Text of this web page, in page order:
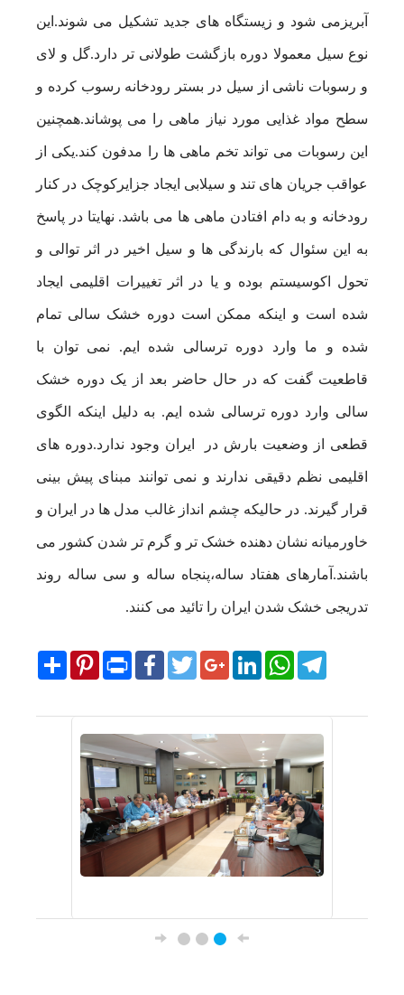
آبریزمی شود و زیستگاه های جدید تشکیل می شوند.این
نوع سیل معمولا دوره بازگشت طولانی تر دارد.گل و لای
و رسوبات ناشی از سیل در بستر رودخانه رسوب کرده و
سطح مواد غذایی مورد نیاز ماهی را می پوشاند.همچنین
این رسوبات می تواند تخم ماهی ها را مدفون کند.یکی از
عواقب جریان های تند و سیلابی ایجاد جزایرکوچک در کنار
رودخانه و به دام افتادن ماهی ها می باشد. نهایتا در پاسخ
به این سئوال که بارندگی ها و سیل اخیر در اثر توالی و
تحول اکوسیستم بوده و یا در اثر تغییرات اقلیمی ایجاد
شده است و اینکه ممکن است دوره خشک سالی تمام
شده و ما وارد دوره ترسالی شده ایم. نمی توان با
قاطعیت گفت که در حال حاضر بعد از یک دوره خشک
سالی وارد دوره ترسالی شده ایم. به دلیل اینکه الگوی
قطعی از وضعیت بارش در ایران وجود ندارد.دوره های
اقلیمی نظم دقیقی ندارند و نمی توانند مبنای پیش بینی
قرار گیرند. در حالیکه چشم انداز غالب مدل ها در ایران و
خاورمیانه نشان دهنده خشک تر و گرم تر شدن کشور می
باشند.آمارهای هفتاد ساله،پنجاه ساله و سی ساله روند
تدریجی خشک شدن ایران را تائید می کنند.
SharePinterest Print
FacebookTwitterGoogle+LinkedInWhatsAppTelegram